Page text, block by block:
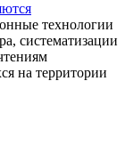
технологии
систематизации
на территории